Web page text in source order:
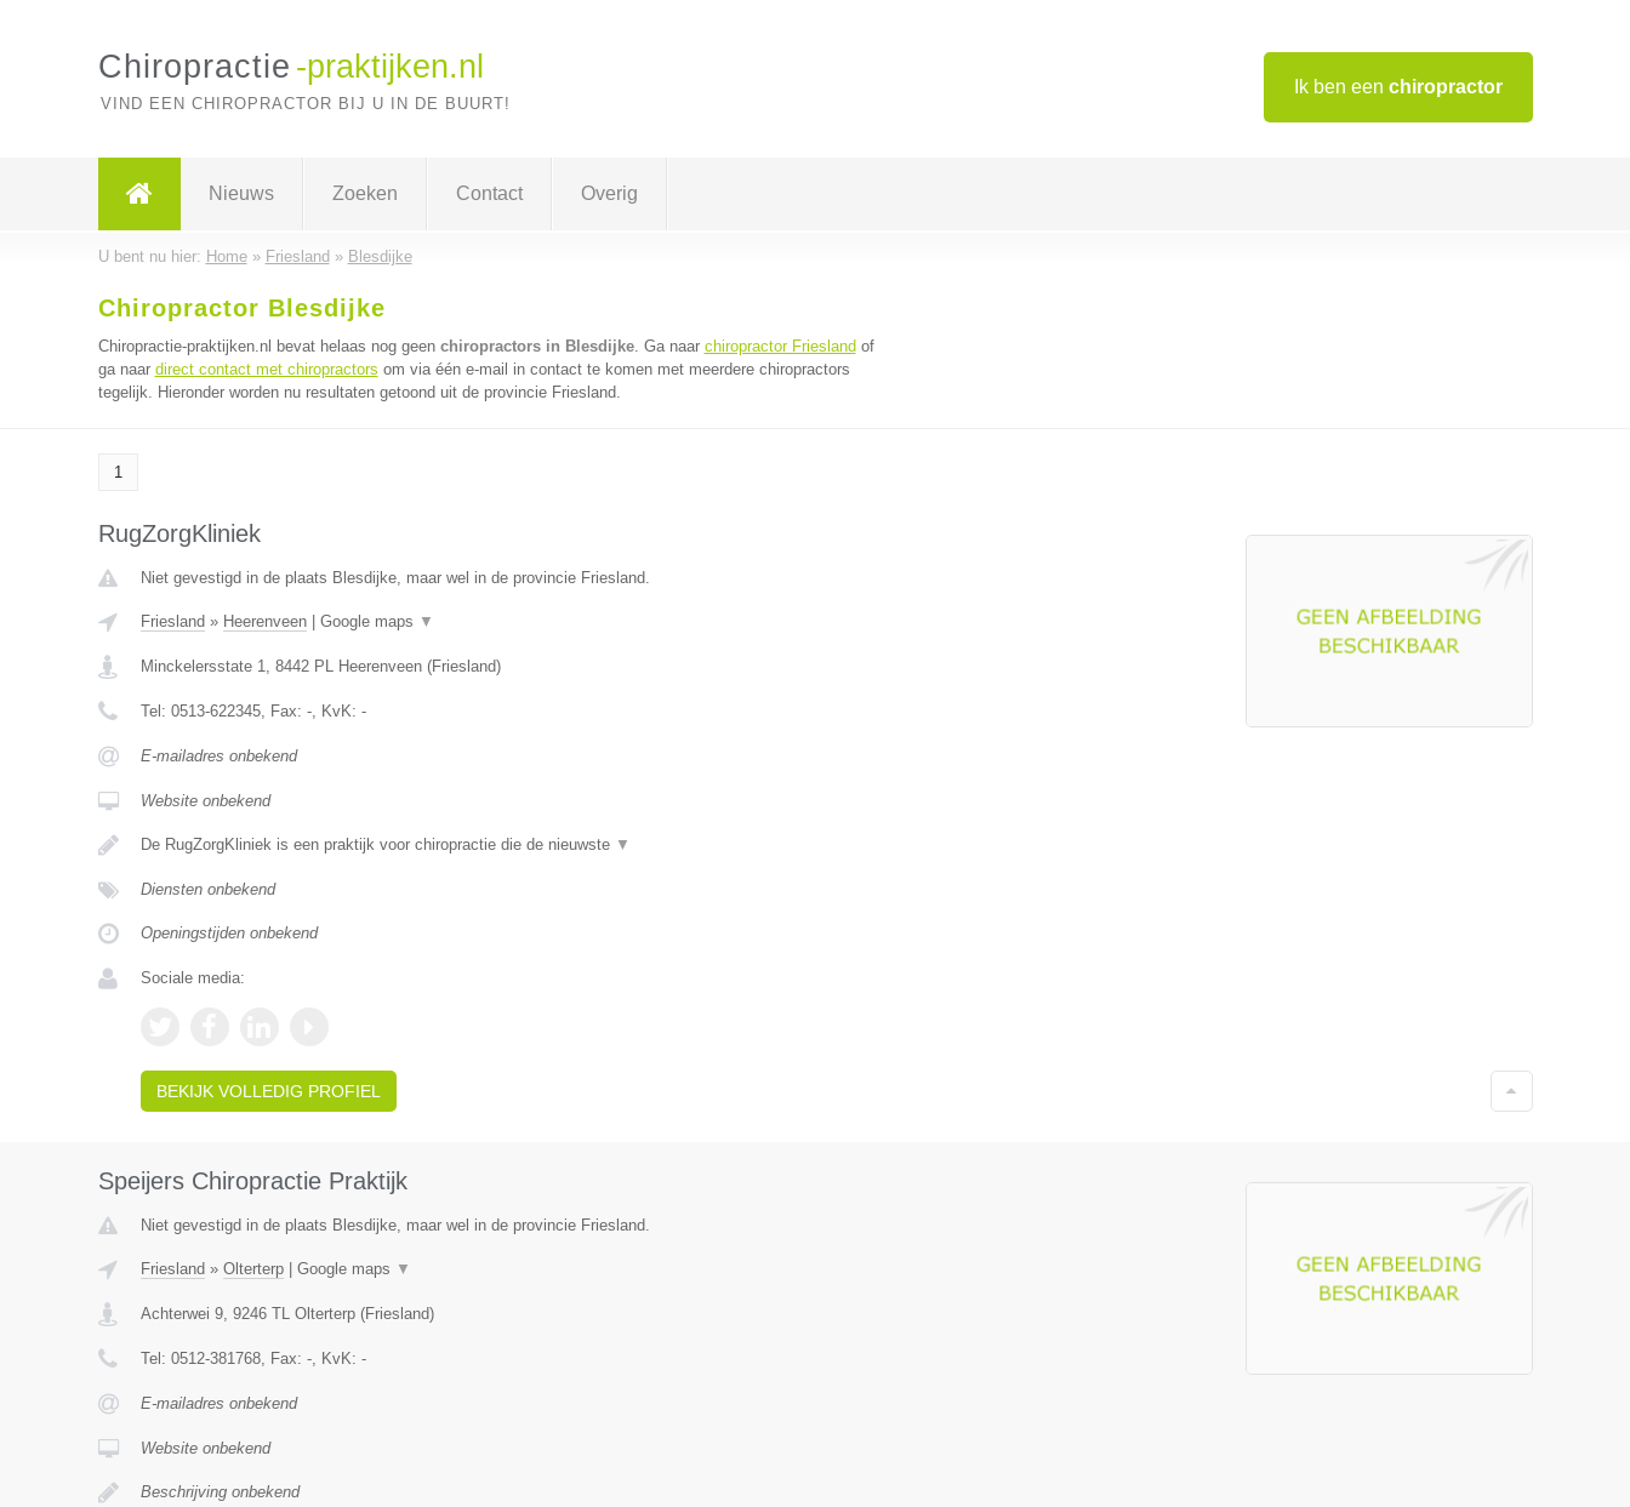
Ik ben een chiropractor
Chiropractie -praktijken.nl
VIND EEN CHIROPRACTOR BIJ U IN DE BUURT!
Nieuws Zoeken Contact Overig
U bent nu hier: Home» Friesland » Blesdijke
Chiropractor Blesdijke
Chiropractie-praktijken.nl bevat helaas nog geen chiropractors in Blesdijke. Ga naar chiropractor Friesland of
ga naar direct contact met chiropractors om via één e-mail in contact te komen met meerdere chiropractors
tegelijk. Hieronder worden nu resultaten getoond uit de provincie Friesland.
1
RugZorgKliniek
Niet gevestigd in de plaats Blesdijke, maar wel in de provincie Friesland.
Friesland » Heerenveen| Google maps ▼
Minckelersstate 1, 8442 PL Heerenveen(Friesland)
Tel: 0513-622345, Fax: -, KvK: -
E-mailadres onbekend
Website onbekend
De RugZorgKliniek is een praktijk voor chiropractie die de nieuwste ▼
Diensten onbekend
Openingstijden onbekend
Sociale media:
BEKIJK VOLLEDIG PROFIEL
Speijers Chiropractie Praktijk
Niet gevestigd in de plaats Blesdijke, maar wel in de provincie Friesland.
Friesland » Olterterp| Google maps ▼
Achterwei 9, 9246 TL Olterterp(Friesland)
Tel: 0512-381768, Fax: -, KvK: -
E-mailadres onbekend
Website onbekend
Beschrijving onbekend